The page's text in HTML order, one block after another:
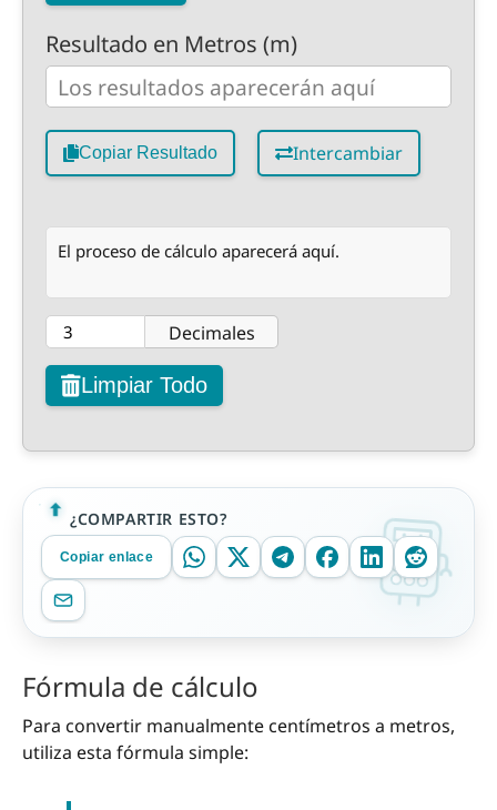
Resultado en Metros (m)
Copiar Resultado Intercambiar
El proceso de cálculo aparecerá aquí.
Decimales
Limpiar Todo
¿COMPARTIR ESTO?
Copiar enlace
Fórmula de cálculo
Para convertir manualmente centímetros a metros,
utiliza esta fórmula simple: